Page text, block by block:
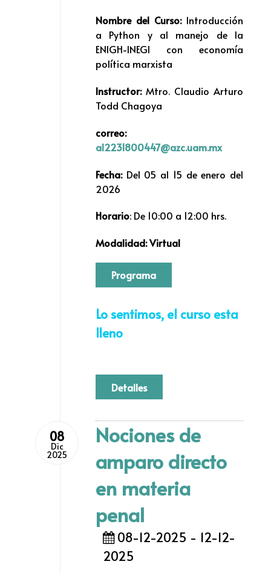
Nombre del Curso:Introducción
a Python y al manejo de la
ENIGH-INEGI con economía
política marxista
Instructor: Mtro. Claudio Arturo
Todd Chagoya
correo:
al2231800447@azc.uam.mx
Fecha:Del 05 al 15 de enero del
2026
Horario: De 10:00 a 12:00 hrs.
Modalidad: Virtual
Programa
Lo sentimos, el curso esta
lleno
Detalles
08
Dic
2025
Nociones de
amparo directo
en materia
penal
08-12-2025 - 12-12-
2025